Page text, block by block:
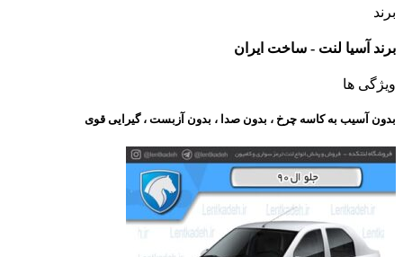
برند
برند آسیا لنت - ساخت ایران
ویژگی ها
بدون آسیب به کاسه چرخ ، بدون صدا ، بدون آزبست ، گیرایی قوی​